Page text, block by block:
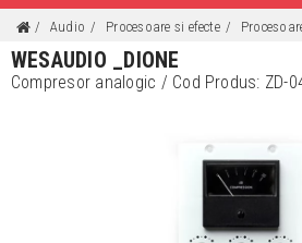
Audio Procesoare si efecte
WESAUDIO _DIONE
Compresor analogic / Cod Produs: ZD-